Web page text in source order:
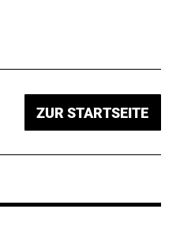
ZUR STARTSEITE